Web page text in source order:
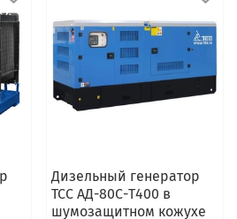
Дизельный генератор
ТСС АД-80С-Т400 в
шумозащитном кожухе